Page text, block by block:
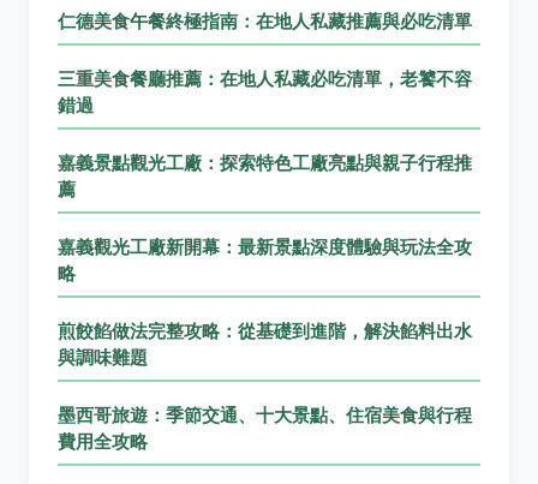
仁德美食午餐終極指南：在地人私藏推薦與必吃清單
三重美食餐廳推薦：在地人私藏必吃清單，老饕不容
錯過
嘉義景點觀光工廠：探索特色工廠亮點與親子行程推
薦
嘉義觀光工廠新開幕：最新景點深度體驗與玩法全攻
略
煎餃餡做法完整攻略：從基礎到進階，解決餡料出水
與調味難題
墨西哥旅遊：季節交通、十大景點、住宿美食與行程
費用全攻略